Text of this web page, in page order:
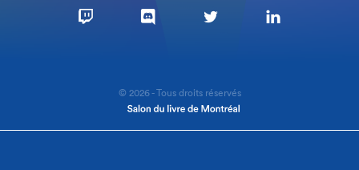
© 2026 - Tous droits réservés